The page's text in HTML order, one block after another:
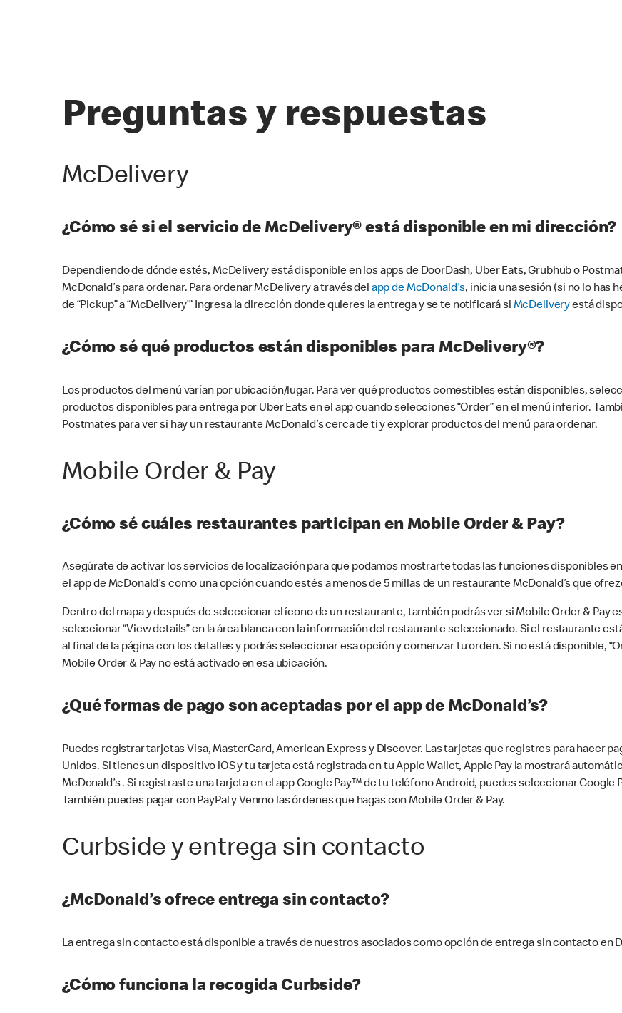
Preguntas y respuestas
McDelivery
¿Cómo sé si el servicio de McDelivery® está disponible en mi dirección?
Dependiendo de dónde estés, McDelivery está disponible en los apps de DoorDash, Uber Eats, Grubhub o
McDonald’s para ordenar. Para ordenar McDelivery a través del app de McDonald's, inicia una sesión (si no lo has
de “Pickup” a “McDelivery’” Ingresa la dirección donde quieres la entrega y se te notificará si McDeliveryestá
¿Cómo sé qué productos están disponibles para McDelivery®?
Los productos del menú varían por ubicación/lugar. Para ver qué productos comestibles están disponibles,
productos disponibles para entrega por Uber Eats en el app cuando selecciones “Order” en el menú inferior.
Postmates para ver si hay un restaurante McDonald’s cerca de ti y explorar productos del menú para ordenar.
Mobile Order & Pay
¿Cómo sé cuáles restaurantes participan en Mobile Order & Pay?
Asegúrate de activar los servicios de localización para que podamos mostrarte todas las funciones disponibles
el app de McDonald’s como una opción cuando estés a menos de 5 millas de un restaurante McDonald’s que
Dentro del mapa y después de seleccionar el ícono de un restaurante, también podrás ver si Mobile Order & Pay
seleccionar “View details” en la área blanca con la información del restaurante seleccionado. Si el restaurante
al final de la página con los detalles y podrás seleccionar esa opción y comenzar tu orden. Si no está disponible,
Mobile Order & Pay no está activado en esa ubicación.
¿Qué formas de pago son aceptadas por el app de McDonald’s?
Puedes registrar tarjetas Visa, MasterCard, American Express y Discover. Las tarjetas que registres para hacer
Unidos. Si tienes un dispositivo iOS y tu tarjeta está registrada en tu Apple Wallet, Apple Pay la mostrará
McDonald’s . Si registraste una tarjeta en el app Google Pay™ de tu teléfono Android, puedes seleccionar
También puedes pagar con PayPal y Venmo las órdenes que hagas con Mobile Order & Pay.
Curbside y entrega sin contacto
¿McDonald’s ofrece entrega sin contacto?
La entrega sin contacto está disponible a través de nuestros asociados como opción de entrega sin contacto en
¿Cómo funciona la recogida Curbside?